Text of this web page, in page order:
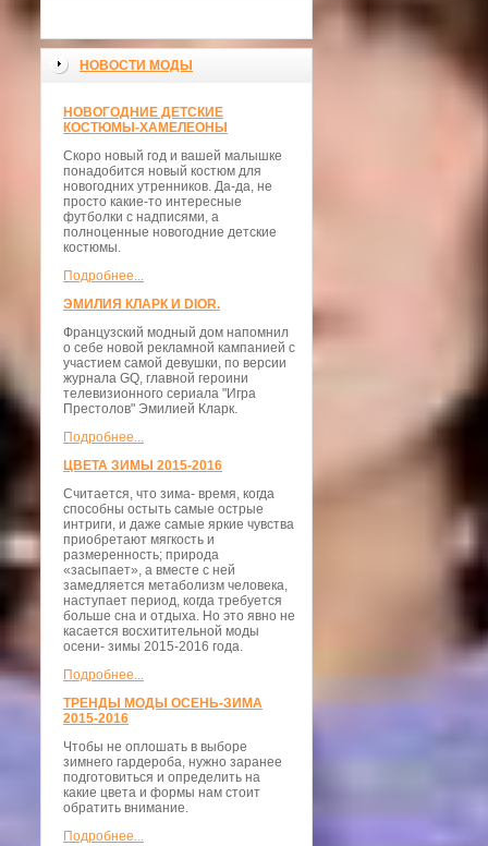
НОВОСТИ МОДЫ
НОВОГОДНИЕ ДЕТСКИЕ
КОСТЮМЫ-ХАМЕЛЕОНЫ
Скоро новый год и вашей малышке
понадобится новый костюм для
новогодних утренников. Да-да, не
просто какие-то интересные
футболки с надписями, а
полноценные новогодние детские
костюмы.
Подробнее...
ЭМИЛИЯ КЛАРК И DIOR.
Французский модный дом напомнил
о себе новой рекламной кампанией с
участием самой девушки, по версии
журнала GQ, главной героини
телевизионного сериала "Игра
Престолов" Эмилией Кларк.
Подробнее...
ЦВЕТА ЗИМЫ 2015-2016
Считается, что зима- время, когда
способны остыть самые острые
интриги, и даже самые яркие чувства
приобретают мягкость и
размеренность; природа
«засыпает», а вместе с ней
замедляется метаболизм человека,
наступает период, когда требуется
больше сна и отдыха. Но это явно не
касается восхитительной моды
осени- зимы 2015-2016 года.
Подробнее...
ТРЕНДЫ МОДЫ ОСЕНЬ-ЗИМА
2015-2016
Чтобы не оплошать в выборе
зимнего гардероба, нужно заранее
подготовиться и определить на
какие цвета и формы нам стоит
обратить внимание.
Подробнее...